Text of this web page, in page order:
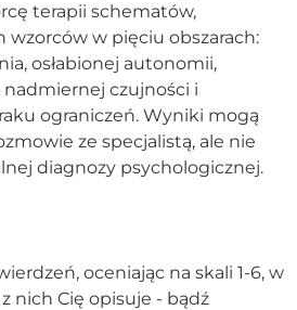
do portalu
terapii schematów,
wzorców w pięciu obszarach:
osłabionej autonomii,
czujności i
ograniczeń. Wyniki mogą
ze specjalistą, ale nie
diagnozy psychologicznej.
oceniając na skali 1-6, w
nich Cię opisuje - bądź